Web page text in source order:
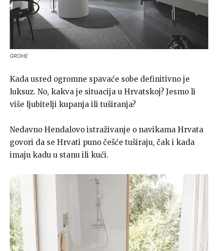
GROHE
Kada usred ogromne spavaće sobe definitivno je
luksuz. No, kakva je situacija u Hrvatskoj? Jesmo li
više ljubitelji kupanja ili tuširanja?
Nedavno Hendalovo istraživanje o navikama Hrvata
govori da se Hrvati puno češće tuširaju, čak i kada
imaju kadu u stanu ili kući.